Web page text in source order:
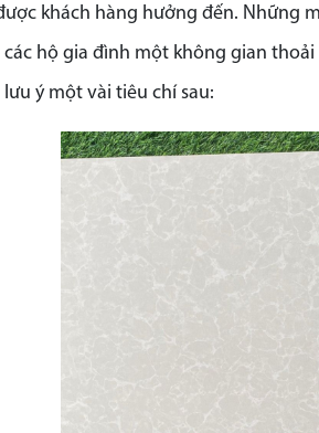
khách hàng hưởng đến. Những
hộ gia đình một không gian
ý một vài tiêu chí sau: